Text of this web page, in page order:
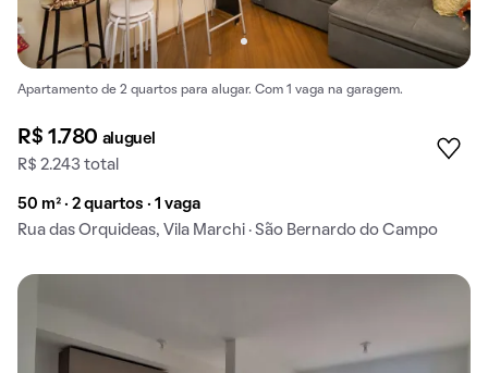
Apartamento de 2 quartos para alugar. Com 1 vaga na garagem.
R$ 1.780 aluguel
R$ 2.243 total
50 m² · 2 quartos · 1 vaga
Rua das Orquideas, Vila Marchi · São Bernardo do Campo